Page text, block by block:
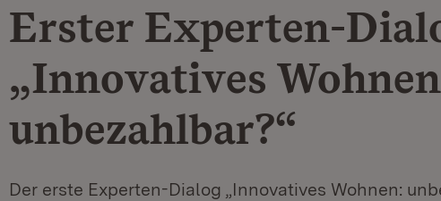
Erster Experten-
„Innovatives
unbezahlbar?“
Der erste Experten-Dialog „Innovatives Wohnen: